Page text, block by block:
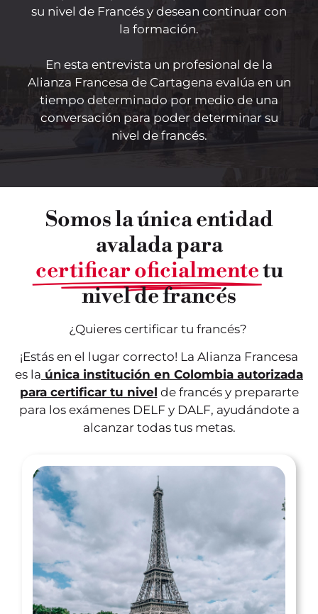
su nivel de Francés y desean continuar con
la formación.
En esta entrevista un profesional de la
Alianza Francesa de Cartagena evalúa en un
tiempo determinado por medio de una
conversación para poder determinar su
nivel de francés.
Somos la única entidad
avalada para
certificar oficialmentetu
nivel de francés
¿Quieres certificar tu francés?
¡Estás en el lugar correcto! La Alianza Francesa
es la única institución en Colombia autorizada
para certificar tu nivel de francés y prepararte
para los exámenes DELF y DALF, ayudándote a
alcanzar todas tus metas.